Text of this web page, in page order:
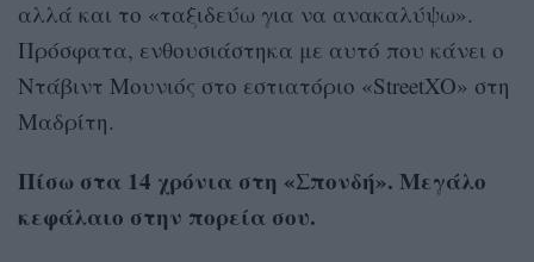
αλλά και το «ταξιδεύω για να ανακαλύψω».
Πρόσφατα, ενθουσιάστηκα με αυτό που κάνει ο
Ντάβιντ Μουνιός στο εστιατόριο «StreetXO» στη
Μαδρίτη.
Πίσω στα 14 χρόνια στη «Σπονδή». Μεγάλο
κεφάλαιο στην πορεία σου.